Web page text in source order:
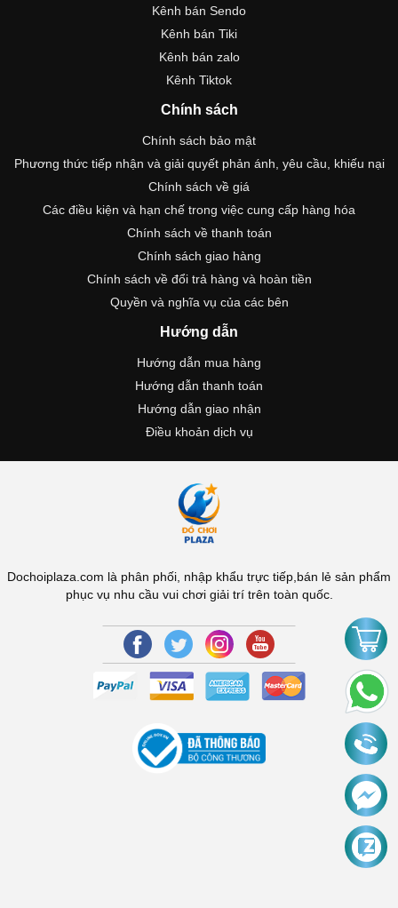
Kênh bán Sendo
Kênh bán Tiki
Kênh bán zalo
Kênh Tiktok
Chính sách
Chính sách bảo mật
Phương thức tiếp nhận và giải quyết phản ánh, yêu cầu, khiếu nại
Chính sách về giá
Các điều kiện và hạn chế trong việc cung cấp hàng hóa
Chính sách về thanh toán
Chính sách giao hàng
Chính sách về đổi trả hàng và hoàn tiền
Quyền và nghĩa vụ của các bên
Hướng dẫn
Hướng dẫn mua hàng
Hướng dẫn thanh toán
Hướng dẫn giao nhận
Điều khoản dịch vụ
Dochoiplaza.com là phân phối, nhập khẩu trực tiếp,bán lẻ sản phẩm
phục vụ nhu cầu vui chơi giải trí trên toàn quốc.